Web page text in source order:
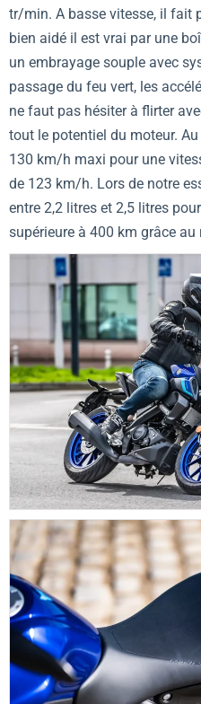
tr/min. A basse vitesse, il fait
bien aidé il est vrai par une
un embrayage souple avec
passage du feu vert, les
ne faut pas hésiter à flirter
tout le potentiel du moteur.
130 km/h maxi pour une
de 123 km/h. Lors de notre
entre 2,2 litres et 2,5 litres
supérieure à 400 km grâce au